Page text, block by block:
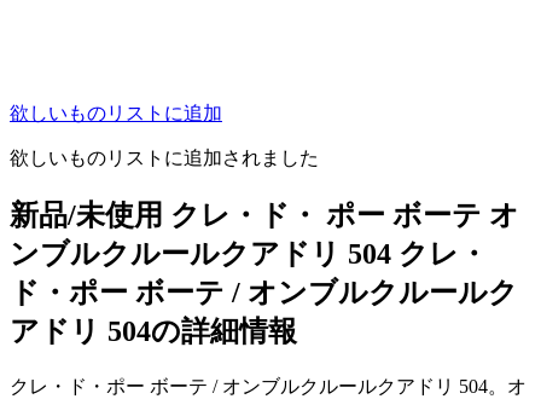
欲しいものリストに追加
欲しいものリストに追加されました
新品/未使用 クレ・ド・ ポー ボーテ オ
ンブルクルールクアドリ 504 クレ・
ド・ポー ボーテ / オンブルクルールク
アドリ 504の詳細情報
クレ・ド・ポー ボーテ / オンブルクルールクアドリ 504。オ